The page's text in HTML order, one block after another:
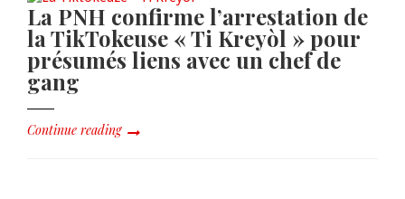
La PNH confirme l’arrestation de
la TikTokeuse « Ti Kreyòl » pour
présumés liens avec un chef de
gang
Continue reading